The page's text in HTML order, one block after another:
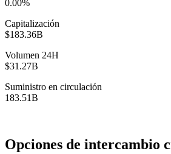
0.00%
Capitalización
$183.36B
Volumen 24H
$31.27B
Suministro en circulación
183.51B
Opciones de intercambio